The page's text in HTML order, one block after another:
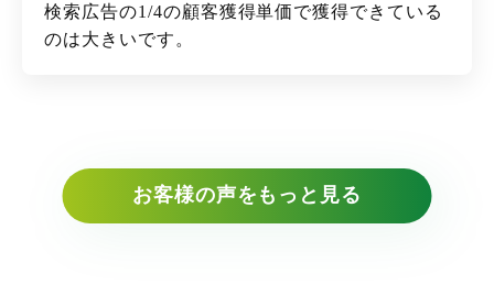
検索広告の1/4の顧客獲得単価で獲得できている
のは大きいです。
お客様の声をもっと見る